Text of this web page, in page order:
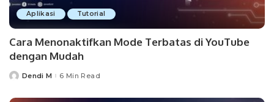
Aplikasi Tutorial
Cara Menonaktifkan Mode Terbatas di YouTube
dengan Mudah
PostedDendi M 6 Min Read